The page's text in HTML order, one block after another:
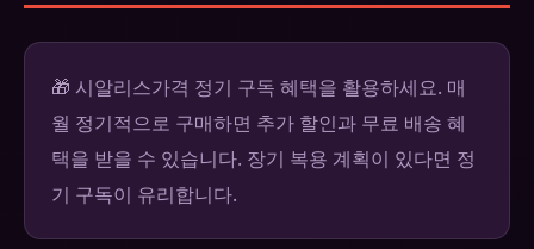
🎁 시알리스가격 정기 구독 혜택을 활용하세요. 매
월 정기적으로 구매하면 추가 할인과 무료 배송 혜
택을 받을 수 있습니다. 장기 복용 계획이 있다면 정
기 구독이 유리합니다.